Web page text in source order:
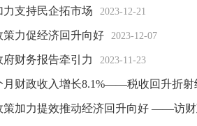
力支持民企拓市场 2023-12-21
策力促经济回升向好 2023-12-07
府财务报告牵引力 2023-11-23
月财政收入增长8.1%——税收回升折射
策加力提效推动经济回升向好 ——访